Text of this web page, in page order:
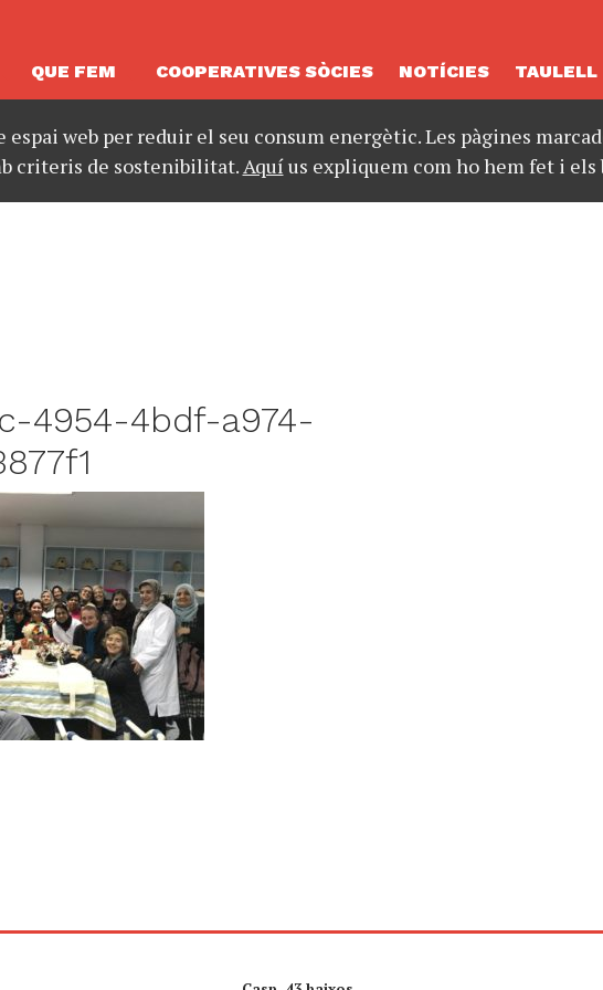
QUE FEM COOPERATIVES SÒCIES NOTÍCIES TAULELL
web per reduir el seu consum energètic. Les pàgines
criteris de sostenibilitat.Aquíus expliquem com ho hem fet i
4954-4bdf-a974-